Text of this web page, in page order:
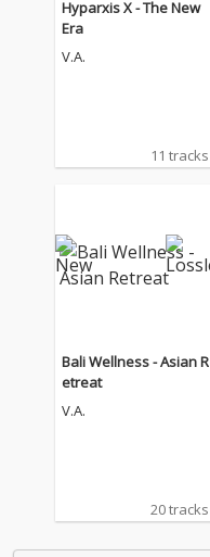
Hyparxis X - The New
Era
V.A.
11 tracks
Bali Wellness - Asian R
etreat
V.A.
20 tracks